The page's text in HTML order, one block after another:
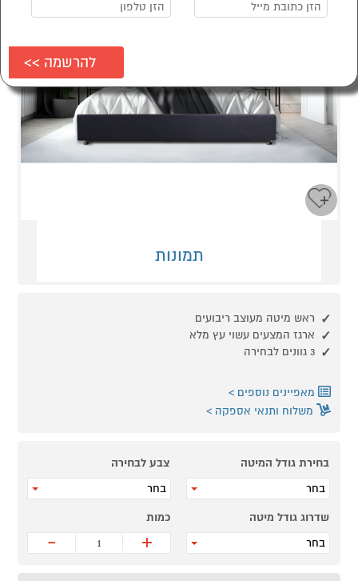
תמונות
ראש מיטה מעוצב ריבועים
ארגז המצעים עשוי עץ מלא
3 גוונים לבחירה
מאפיינים נוספים
משלוח ותנאי אספקה
בחירת גודל המיטה
בחר
צבע לבחירה
בחר
שדרוג גודל מיטה
בחר
כמות
+
-